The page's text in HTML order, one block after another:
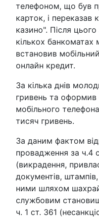
телефоном, що був
карток, і
казино". Після
кількох банкоматах
встановив
онлайн кредит.
За кілька днів
гривень та оформив
мобільного
тисяч гривень.
За даним фактом
провадження за ч.4
(викрадення,
документів,
ними шляхом
службовим
ч. 1 ст. 361